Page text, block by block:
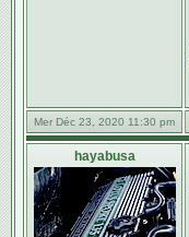
Mer Déc 23, 2020 11:30 pm
hayabusa